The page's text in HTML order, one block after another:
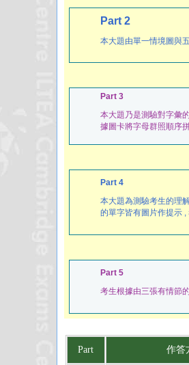
Part 2
本大題由單一情境圖與
Part 3
本大題乃是測驗對字彙
據圖卡將字母群照順序
Part 4
本大題為測驗考生的理
的單字皆有圖片作提示
Part 5
考生根據由三張有情節
Part 作答